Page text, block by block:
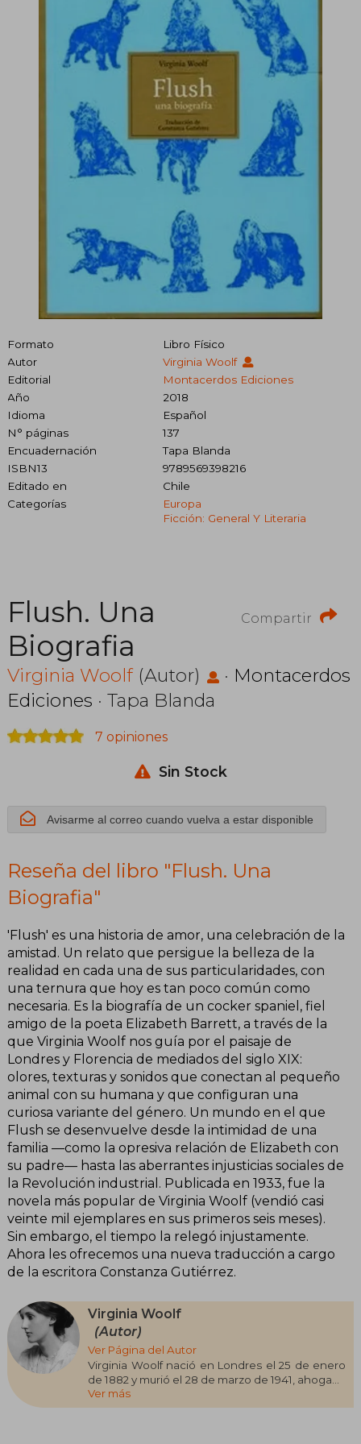
Formato
Libro Físico
Autor
Virginia Woolf
Editorial
Montacerdos Ediciones
Año
2018
Idioma
Español
N° páginas
137
Encuadernación
Tapa Blanda
ISBN13
9789569398216
Editado en
Chile
Categorías
Europa
Ficción: General Y Literaria
Compartir
Flush. Una
Biografia
Virginia Woolf(Autor) · Montacerdos
Ediciones · Tapa Blanda
7 opiniones
Sin Stock
Avisarme al correo cuando vuelva a estar disponible
Reseña del libro "Flush. Una
Biografia"
'Flush' es una historia de amor, una celebración de la
amistad. Un relato que persigue la belleza de la
realidad en cada una de sus particularidades, con
una ternura que hoy es tan poco común como
necesaria. Es la biografía de un cocker spaniel, fiel
amigo de la poeta Elizabeth Barrett, a través de la
que Virginia Woolf nos guía por el paisaje de
Londres y Florencia de mediados del siglo XIX:
olores, texturas y sonidos que conectan al pequeño
animal con su humana y que configuran una
curiosa variante del género. Un mundo en el que
Flush se desenvuelve desde la intimidad de una
familia —como la opresiva relación de Elizabeth con
su padre— hasta las aberrantes injusticias sociales de
la Revolución industrial. Publicada en 1933, fue la
novela más popular de Virginia Woolf (vendió casi
veinte mil ejemplares en sus primeros seis meses).
Sin embargo, el tiempo la relegó injustamente.
Ahora les ofrecemos una nueva traducción a cargo
de la escritora Constanza Gutiérrez.
Virginia Woolf
(Autor)
Ver Página del Autor
Virginia Woolf nació en Londres el 25 de enero
de 1882 y murió el 28 de marzo de 1941, ahogada
en el río Ouse. Al morir su padre, el conocido
hombre de letras sir Leslie Stephen, Virginia y su
Ver más